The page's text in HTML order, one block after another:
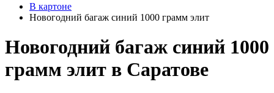
В картоне
Новогодний багаж синий 1000 грамм элит
Новогодний багаж синий 1000
грамм элит в Саратове